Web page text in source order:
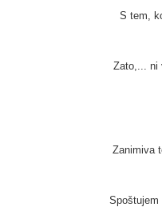
S tem,
Zato,... ni
Zanimiva